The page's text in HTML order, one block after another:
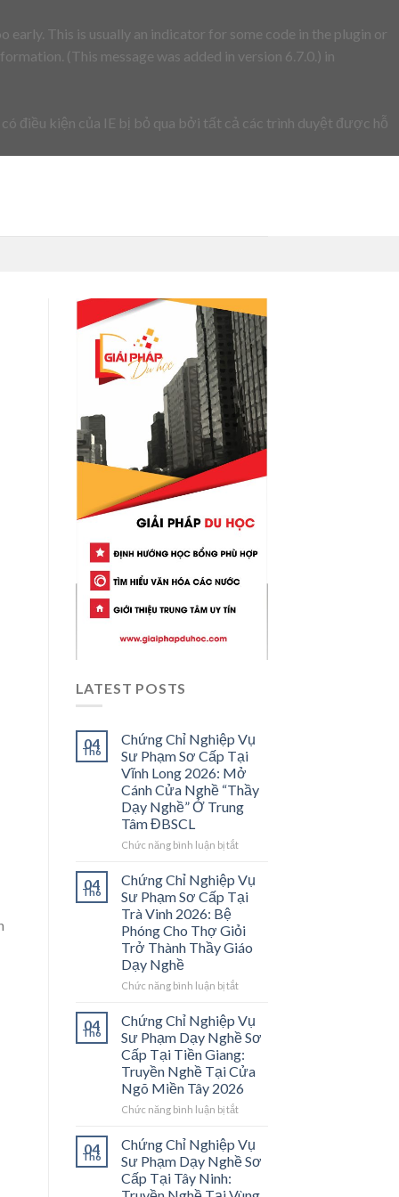
early. This is usually an indicator for some code in the plugin or
(This message was added in version 6.7.0.) in
điều kiện của IE bị bỏ qua bởi tất cả các trình duyệt được hỗ
LATEST POSTS
04
Th6
Chứng Chỉ Nghiệp Vụ
Sư Phạm Sơ Cấp Tại
Vĩnh Long 2026: Mở
Cánh Cửa Nghề “Thầy
Dạy Nghề” Ở Trung
Tâm ĐBSCL
Chức năng bình luận bị tắtở
Chỉ
Nghiệp
Vụ
Phạm
Sơ
2026:
Mở
Cánh
Cửa
Nghề
Dạy
Ở
Trung
ĐBSCL
04
Th6
Chứng Chỉ Nghiệp Vụ
Sư Phạm Sơ Cấp Tại
Trà Vinh 2026: Bệ
Phóng Cho Thợ Giỏi
Trở Thành Thầy Giáo
Dạy Nghề
Chức năng bình luận bị tắtở
Chỉ
Nghiệp
Vụ
Sư
Phạm
Sơ
Cấp
Vinh
2026:
04
Th6
Chứng Chỉ Nghiệp Vụ
Sư Phạm Dạy Nghề Sơ
Cấp Tại Tiền Giang:
Truyền Nghề Tại Cửa
Ngõ Miền Tây 2026
Chức năng bình luận bị tắtở
Chỉ
Nghiệp
Vụ
04
Th6
Chứng Chỉ Nghiệp Vụ
Sư Phạm Dạy Nghề Sơ
Cấp Tại Tây Ninh: